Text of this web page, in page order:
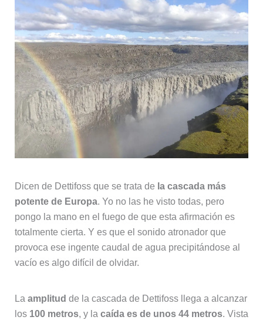
Dicen de Dettifoss que se trata de la cascada más
potente de Europa. Yo no las he visto todas, pero
pongo la mano en el fuego de que esta afirmación es
totalmente cierta. Y es que el sonido atronador que
provoca ese ingente caudal de agua precipitándose al
vacío es algo difícil de olvidar.
La amplitud de la cascada de Dettifoss llega a alcanzar
los 100 metros, y la caída es de unos 44 metros. Vista